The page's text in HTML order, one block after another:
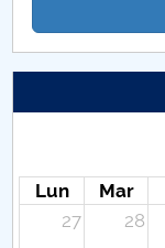
Lun Mar
27
28